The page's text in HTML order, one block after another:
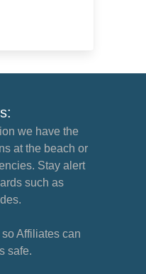
we have the
at the beach or
Stay alert
such as
Affiliates can
safe.